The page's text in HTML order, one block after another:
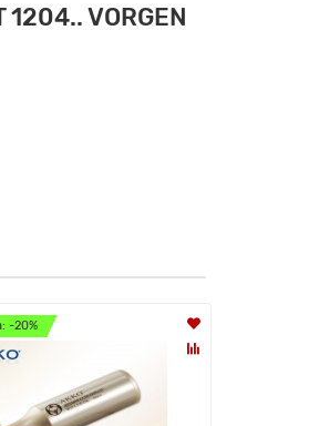
VORGEN
-20%